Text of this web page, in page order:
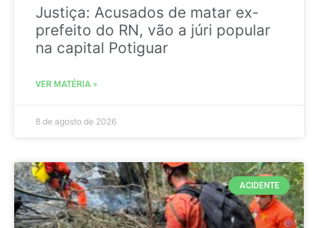
Justiça: Acusados de matar ex-
prefeito do RN, vão a júri popular
na capital Potiguar
VER MATÉRIA »
8 de agosto de 2026
ACIDENTE